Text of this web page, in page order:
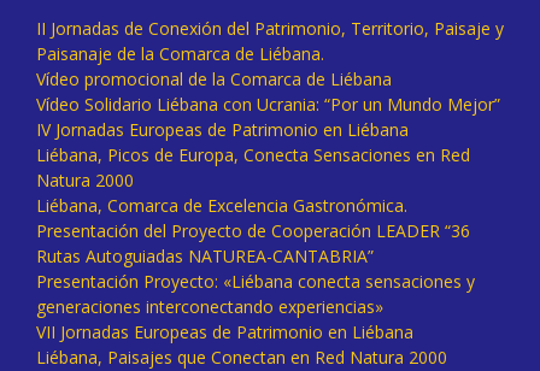
II Jornadas de Conexión del Patrimonio, Territorio, Paisaje y
Paisanaje de la Comarca de Liébana.
Vídeo promocional de la Comarca de Liébana
Vídeo Solidario Liébana con Ucrania: “Por un Mundo Mejor”
IV Jornadas Europeas de Patrimonio en Liébana
Liébana, Picos de Europa, Conecta Sensaciones en Red
Natura 2000
Liébana, Comarca de Excelencia Gastronómica.
Presentación del Proyecto de Cooperación LEADER “36
Rutas Autoguiadas NATUREA-CANTABRIA”
Presentación Proyecto: «Liébana conecta sensaciones y
generaciones interconectando experiencias»
VII Jornadas Europeas de Patrimonio en Liébana
Liébana, Paisajes que Conectan en Red Natura 2000